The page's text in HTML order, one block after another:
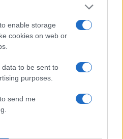
enable storage
cookies on web or
to be sent to
purposes.
send me
σχολίου
από reCAPTCHA, ισχύουν
της Google.
ΔΟΛΟΦΟΝΙΑ